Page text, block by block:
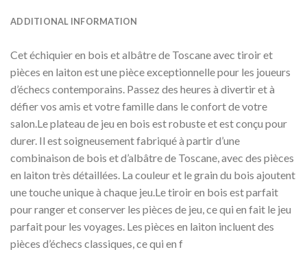
ADDITIONAL INFORMATION
Cet échiquier en bois et albâtre de Toscane avec tiroir et
pièces en laiton est une pièce exceptionnelle pour les joueurs
d’échecs contemporains. Passez des heures à divertir et à
défier vos amis et votre famille dans le confort de votre
salon.Le plateau de jeu en bois est robuste et est conçu pour
durer. Il est soigneusement fabriqué à partir d’une
combinaison de bois et d’albâtre de Toscane, avec des pièces
en laiton très détaillées. La couleur et le grain du bois ajoutent
une touche unique à chaque jeu.Le tiroir en bois est parfait
pour ranger et conserver les pièces de jeu, ce qui en fait le jeu
parfait pour les voyages. Les pièces en laiton incluent des
pièces d’échecs classiques, ce qui en f